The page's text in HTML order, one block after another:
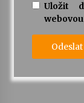
Uložit